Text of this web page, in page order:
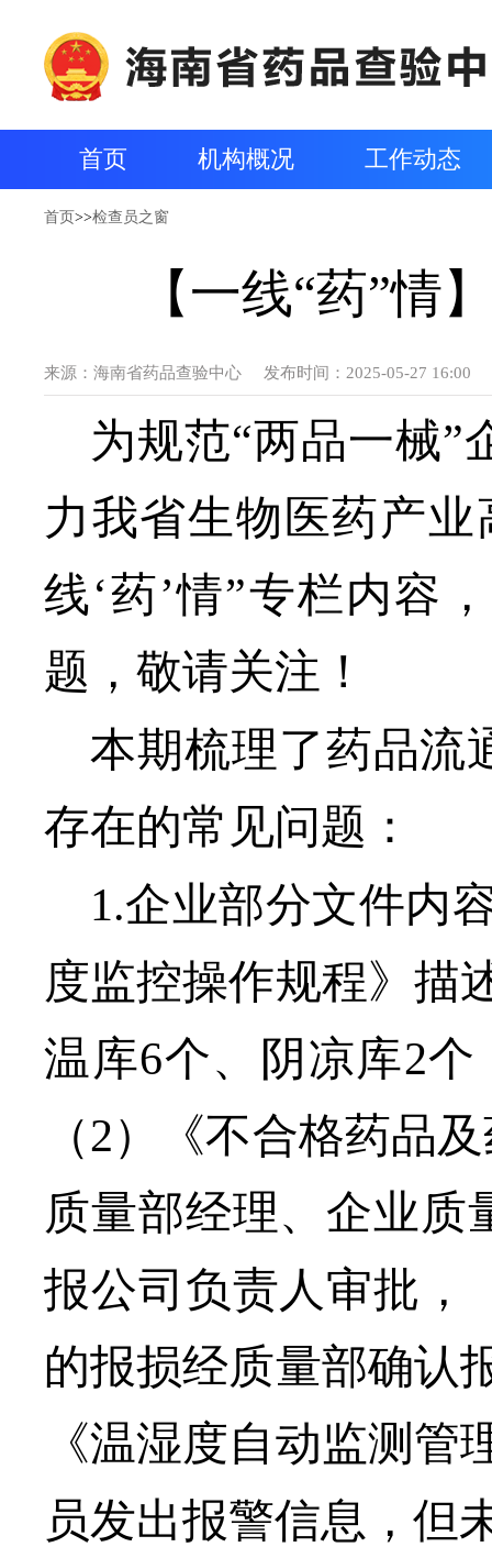
首页 机构概况 工作动态
首页 >>检查员之窗
【一线“药”情
来源： 海南省药品查验中心 发布时间：2025-05-27 16:00
为规范“两品一械”
力我省生物医药产
线‘药’情”专栏内容
题，敬请关注！
本期梳理了药品流
存在的常见问题 ：
1.企业部分文件内
度监控操作规程》描
温库6个、阴凉库2
（2）
《不合格药品
质量部经理、企业质
报公司负责人审批，
的报损经质量部确认
《温湿度自动监测
员发出报警信息，但